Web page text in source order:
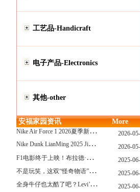
工艺品-Handicraft
电子产品-Electronics
其他-other
安福家园资讯 More
N
ike Air Force 1 2026夏季新配色惊艳登场！经典鞋型焕发新生！ 2026-
N
ike Dunk LianMing 2025 JingDian XieXing ZaiCi HuiGui 2026-
F
1电影终于上映！布拉德·皮特与汤姆·克鲁斯，时隔31年红毯重逢！ 2025-
不
是玩笑，这双“怪奇物语” x Nike Dunk 本该6年前就发售！ 2025-
全
身牛仔也太酷了吧？Levi’s x Nike 联名三件套来了！ 2025-